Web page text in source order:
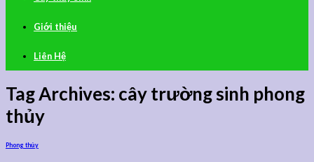
Giới thiệu
Liên Hệ
Tag Archives: cây trường sinh phong
thủy
Phong thủy